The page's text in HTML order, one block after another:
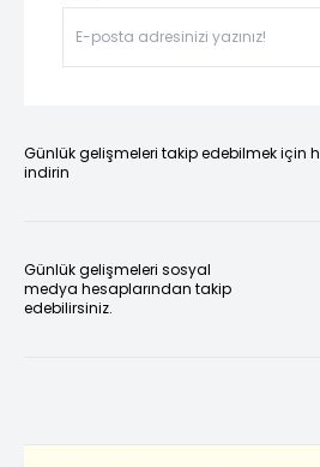
Günlük gelişmeleri takip edebilmek için
indirin
Günlük gelişmeleri sosyal
medya hesaplarından takip
edebilirsiniz.